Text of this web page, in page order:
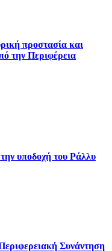
προστασία και
την Περιφέρεια
υποδοχή του Ράλλυ
Συνάντηση